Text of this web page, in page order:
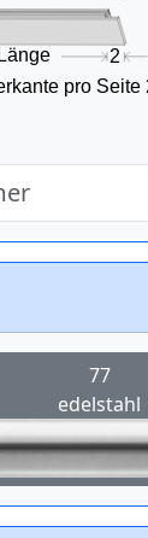
77
edelstahl